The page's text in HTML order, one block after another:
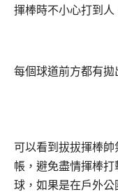
揮棒時不小心打到人
每個球道前方都有拋
可以看到拔拔揮棒
帳，避免盡情揮棒
球，如果是在戶外